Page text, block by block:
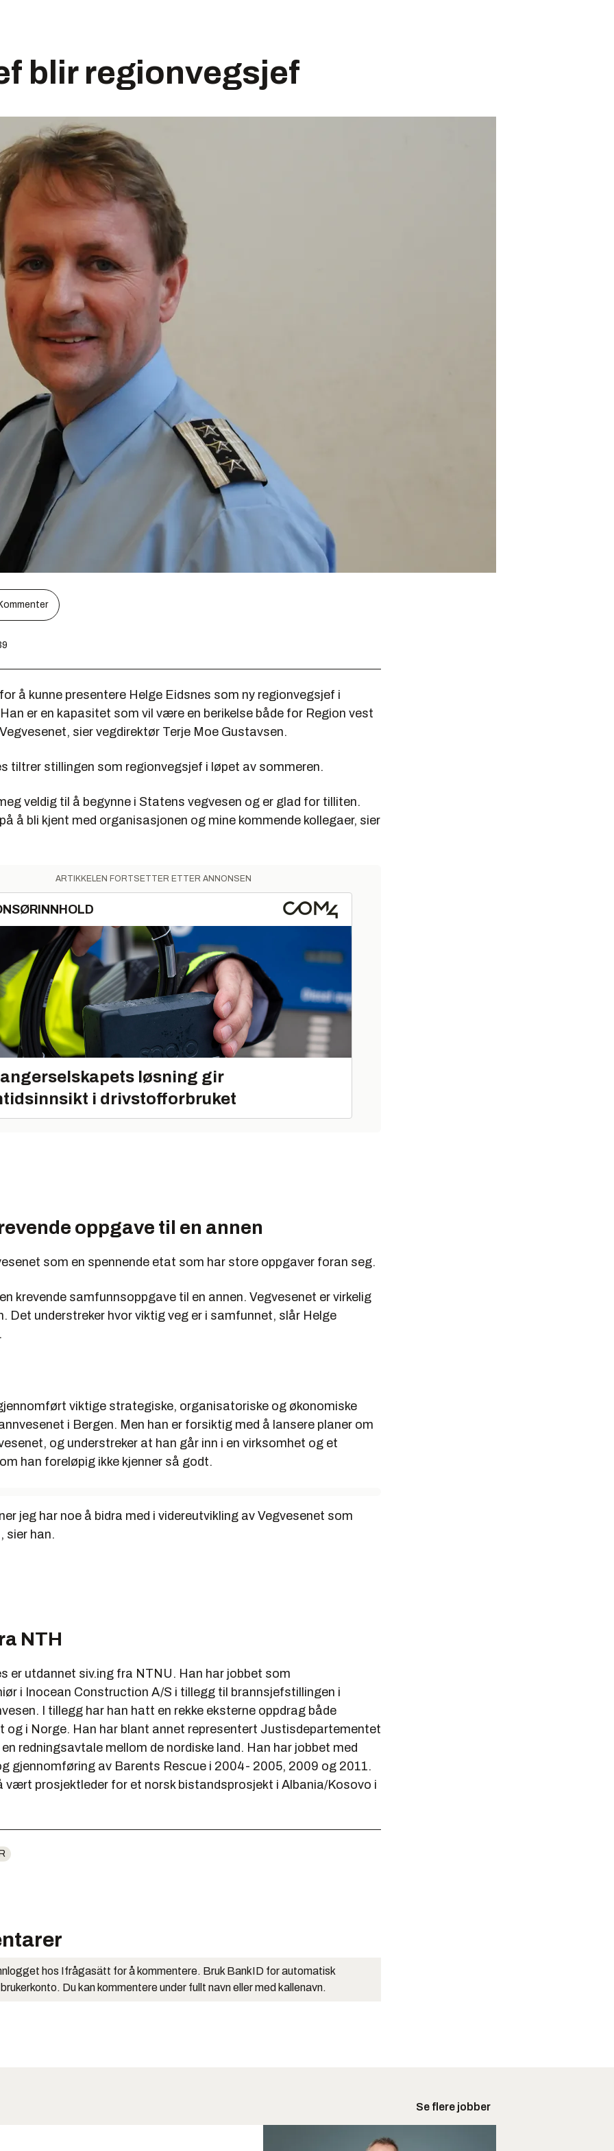
blir regionvegsjef
å kunne presentere Helge Eidsnes som ny regionvegsjef i
er en kapasitet som vil være en berikelse både for Region vest
sier vegdirektør Terje Moe Gustavsen.
tiltrer stillingen som regionvegsjef i løpet av sommeren.
veldig til å begynne i Statens vegvesen og er glad for tilliten.
å bli kjent med organisasjonen og mine kommende kollegaer, sier
ARTIKKELEN FORTSETTER ETTER ANNONSEN
løsning gir
i drivstofforbruket
oppgave til en annen
som en spennende etat som har store oppgaver foran seg.
krevende samfunnsoppgave til en annen. Vegvesenet er virkelig
Det understreker hvor viktig veg er i samfunnet, slår Helge
viktige strategiske, organisatoriske og økonomiske
i Bergen. Men han er forsiktig med å lansere planer om
og understreker at han går inn i en virksomhet og et
han foreløpig ikke kjenner så godt.
jeg har noe å bidra med i videreutvikling av Vegvesenet som
sier han.
NTH
er utdannet siv.ing fra NTNU. Han har jobbet som
i Inocean Construction A/S i tillegg til brannsjefstillingen i
I tillegg har han hatt en rekke eksterne oppdrag både
og i Norge. Han har blant annet representert Justisdepartementet
redningsavtale mellom de nordiske land. Han har jobbet med
gjennomføring av Barents Rescue i 2004- 2005, 2009 og 2011.
vært prosjektleder for et norsk bistandsprosjekt i Albania/Kosovo i
hos Ifrågasätt for å kommentere. Bruk BankID for automatisk
Du kan kommentere under fullt navn eller med kallenavn.
Se flere jobber